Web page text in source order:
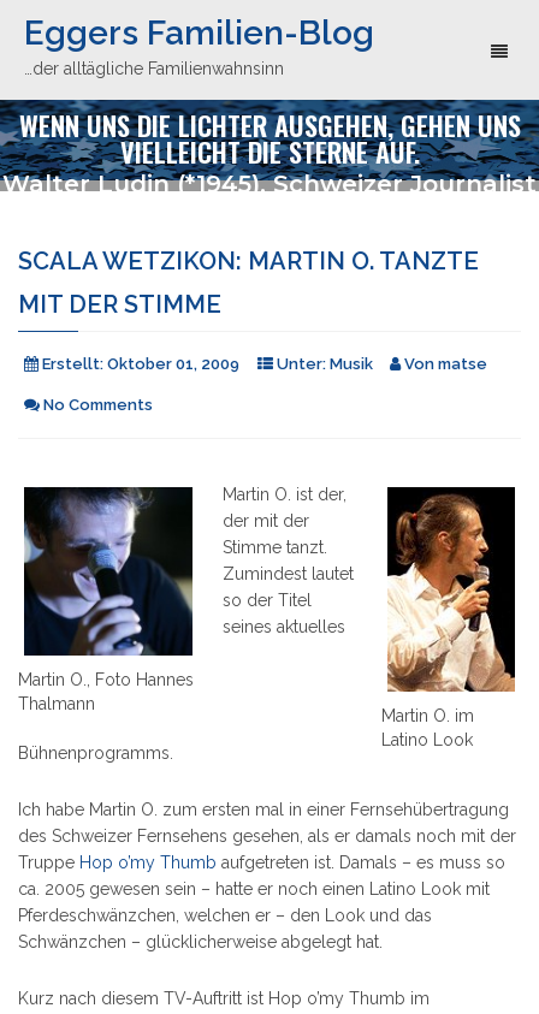
Eggers Familien-Blog
…der alltägliche Familienwahnsinn
WENN UNS DIE LICHTER AUSGEHEN, GEHEN UNS
VIELLEICHT DIE STERNE AUF.
Walter Ludin (*1945), Schweizer Journalist
SCALA WETZIKON: MARTIN O. TANZTE
MIT DER STIMME
Erstellt: Oktober 01, 2009 Unter: Musik Von matse
No Comments
Martin O., Foto Hannes
Thalmann
Martin O. im
Latino Look
Martin O. ist der,
der mit der
Stimme tanzt.
Zumindest lautet
so der Titel
seines aktuelles
Bühnenprogramms.
Ich habe Martin O. zum ersten mal in einer Fernsehübertragung
des Schweizer Fernsehens gesehen, als er damals noch mit der
Truppe Hop o’my Thumb aufgetreten ist. Damals – es muss so
ca. 2005 gewesen sein – hatte er noch einen Latino Look mit
Pferdeschwänzchen, welchen er – den Look und das
Schwänzchen – glücklicherweise abgelegt hat.
Kurz nach diesem TV-Auftritt ist Hop o’my Thumb im